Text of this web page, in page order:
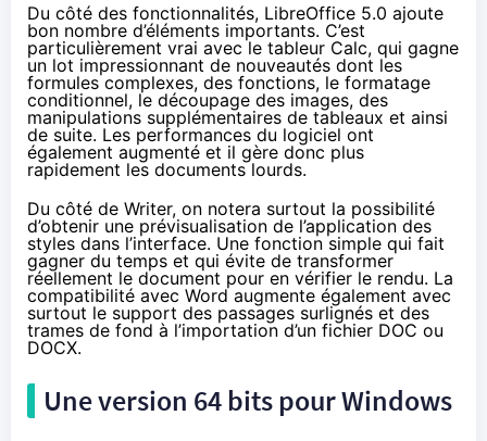
Du côté des fonctionnalités, LibreOffice 5.0 ajoute
bon nombre d’éléments importants. C’est
particulièrement vrai avec le tableur Calc, qui gagne
un lot impressionnant de nouveautés dont les
formules complexes, des fonctions, le formatage
conditionnel, le découpage des images, des
manipulations supplémentaires de tableaux et ainsi
de suite. Les performances du logiciel ont
également augmenté et il gère donc plus
rapidement les documents lourds.
Du côté de Writer, on notera surtout la possibilité
d’obtenir une prévisualisation de l’application des
styles dans l’interface. Une fonction simple qui fait
gagner du temps et qui évite de transformer
réellement le document pour en vérifier le rendu. La
compatibilité avec Word augmente également avec
surtout le support des passages surlignés et des
trames de fond à l’importation d’un fichier DOC ou
DOCX.
Une version 64 bits pour Windows